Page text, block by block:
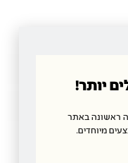
יותר!
מיוחדים.